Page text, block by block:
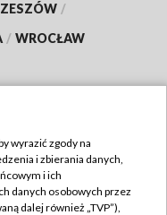
/
/ WROCŁAW
wyrazić zgody na
i zbierania danych,
i ich
danych osobowych przez
dalej również „TVP”),